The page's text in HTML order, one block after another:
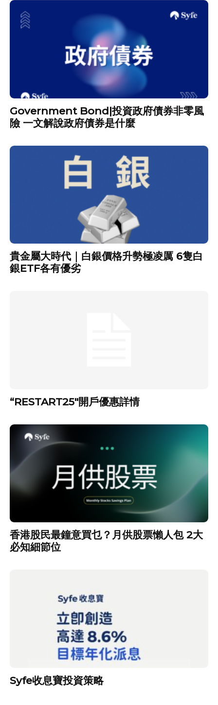
Government Bond|投資政府債券非零風
險 一文解說政府債券是什麼
貴金屬大時代｜白銀價格升勢極凌厲 6隻白
銀ETF各有優劣
“RESTART25″開戶優惠詳情
香港股民最鐘意買乜？月供股票懶人包 2大
必知細節位
Syfe收息寶投資策略